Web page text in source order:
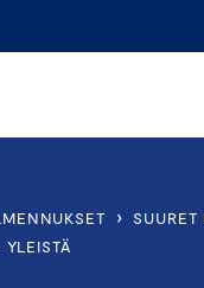
› SUURET